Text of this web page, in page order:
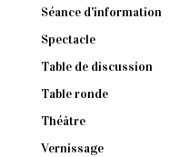
Séance d'information
Spectacle
Table de discussion
Table ronde
Théâtre
Vernissage